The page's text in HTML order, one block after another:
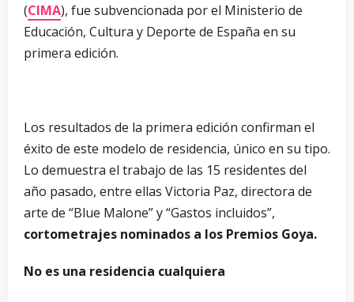
(CIMA), fue subvencionada por el Ministerio de
Educación, Cultura y Deporte de España en su
primera edición.
Los resultados de la primera edición confirman el
éxito de este modelo de residencia, único en su tipo.
Lo demuestra el trabajo de las 15 residentes del
año pasado, entre ellas Victoria Paz, directora de
arte de “Blue Malone” y “Gastos incluidos”,
cortometrajes nominados a los Premios Goya.
No es una residencia cualquiera